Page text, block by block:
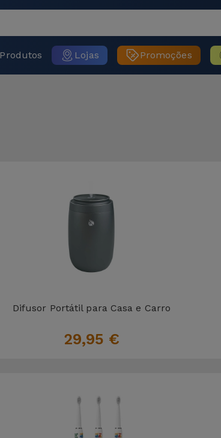
Produtos Lojas Promoções
Difusor Portátil para Casa e Carro
29,95 €